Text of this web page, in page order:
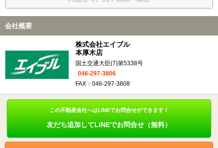
会社概要
株式会社エイブル
本厚木店
国土交通大臣(7)第5338号
046-297-3806
FAX：046-297-3808
この不動産会社へはLINEでお問合せができます！
友だち追加してLINEでお問合せ（無料）